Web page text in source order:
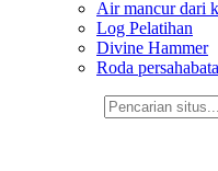
Air mancur dari
Log Pelatihan
Divine Hammer
Roda